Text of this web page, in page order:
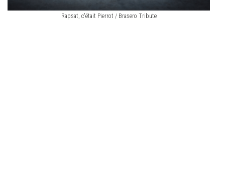
Rapsat, c'était Pierrot / Brasero Tribute